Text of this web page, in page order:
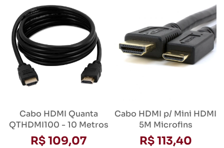
Cabo HDMI Quanta
QTHDMI100 - 10 Metros
R$ 109,07
Cabo HDMI p/ Mini HDMI
5M Microfins
R$ 113,40